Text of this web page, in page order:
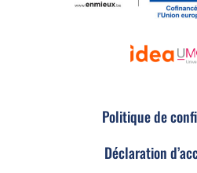
Politique de
Déclaration